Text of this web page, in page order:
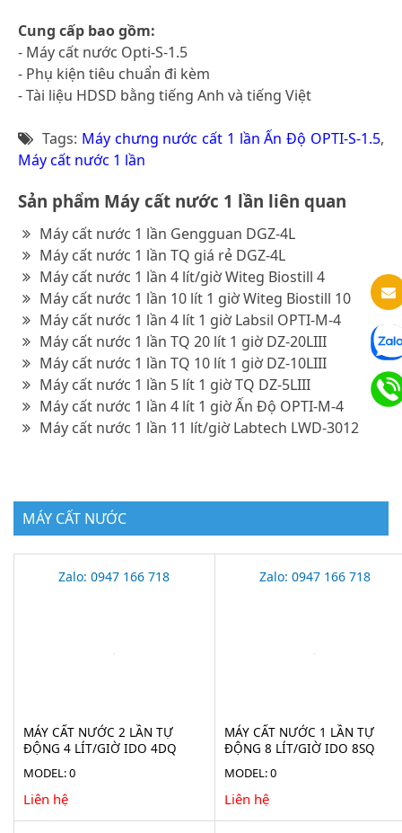
Cung cấp bao gồm:
- Máy cất nước Opti-S-1.5
- Phụ kiện tiêu chuẩn đi kèm
- Tài liệu HDSD bằng tiếng Anh và tiếng Việt
Tags: Máy chưng nước cất 1 lần Ấn Độ OPTI-S-1.5,
Máy cất nước 1 lần
Sản phẩm Máy cất nước 1 lần liên quan
Máy cất nước 1 lần Gengguan DGZ-4L
Máy cất nước 1 lần TQ giá rẻ DGZ-4L
Máy cất nước 1 lần 4 lít/giờ Witeg Biostill 4
Máy cất nước 1 lần 10 lít 1 giờ Witeg Biostill 10
Máy cất nước 1 lần 4 lít 1 giờ Labsil OPTI-M-4
Máy cất nước 1 lần TQ 20 lít 1 giờ DZ-20LIII
Máy cất nước 1 lần TQ 10 lít 1 giờ DZ-10LIII
Máy cất nước 1 lần 5 lít 1 giờ TQ DZ-5LIII
Máy cất nước 1 lần 4 lít 1 giờ Ấn Độ OPTI-M-4
Máy cất nước 1 lần 11 lít/giờ Labtech LWD-3012
MÁY CẤT NƯỚC
Zalo: 0947 166 718
MÁY CẤT NƯỚC 2 LẦN TỰ
ĐỘNG 4 LÍT/GIỜ IDO 4DQ
MODEL: 0
Liên hệ
Zalo: 0947 166 718
MÁY CẤT NƯỚC 1 LẦN TỰ
ĐỘNG 8 LÍT/GIỜ IDO 8SQ
MODEL: 0
Liên hệ